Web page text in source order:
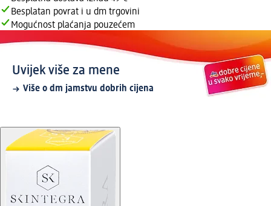
Besplatan povrat i u dm trgovini
Mogućnost plaćanja pouzećem
Uvijek više za mene
Više o dm jamstvu dobrih cijena